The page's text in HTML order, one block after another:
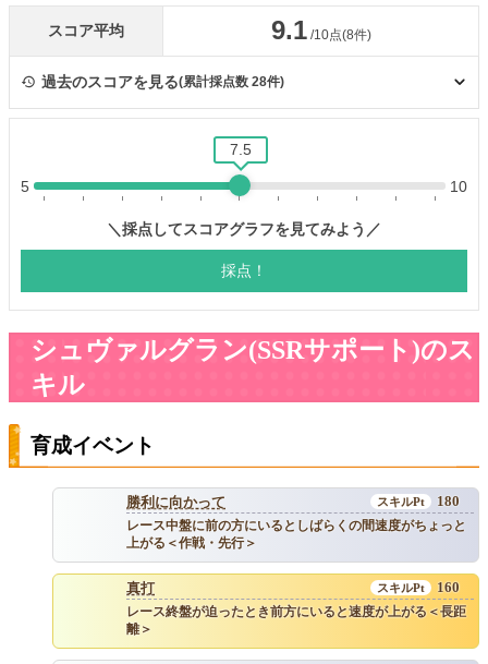
シュヴァルグラン(SSRサポート)のス
キル
育成イベント
勝利に向かって 180
レース中盤に前の方にいるとしばらくの間速度がちょっと
上がる＜作戦・先行＞
真打 160
レース終盤が迫ったとき前方にいると速度が上がる＜長距
離＞